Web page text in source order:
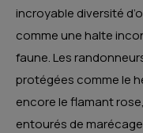
incroyable diversité
comme une halte
faune. Les
protégées comme le
encore le flamant
entourés de